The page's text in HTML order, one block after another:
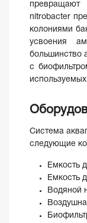
nitrobacter
колониями
усвоения
большинство
с
Система
следующие
Емкость
Емкость
Водяной